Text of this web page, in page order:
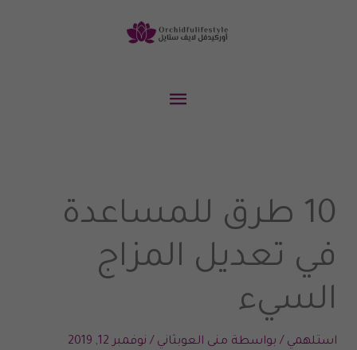
القائمة
10 طرق للمساعدة
في تعديل المزاج
السيء
استلهمي / بواسطة منى العوبثاني/ نوفمبر 12, 2019